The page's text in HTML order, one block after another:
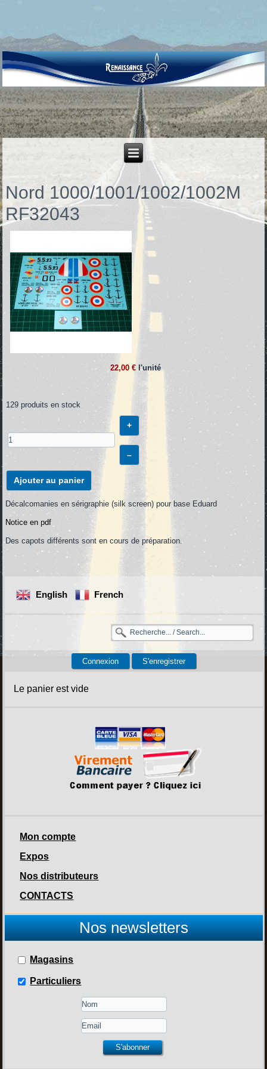
Nord 1000/1001/1002/1002M
RF32043
22,00 € l'unité
129 produits en stock
+
–
Ajouter au panier
Décalcomanies en sérigraphie (silk screen) pour base Eduard
Notice en pdf
Des capots différents sont en cours de préparation.
English French
Connexion S'enregistrer
Le panier est vide
Mon compte
Expos
Nos distributeurs
CONTACTS
Nos newsletters
Magasins
Particuliers